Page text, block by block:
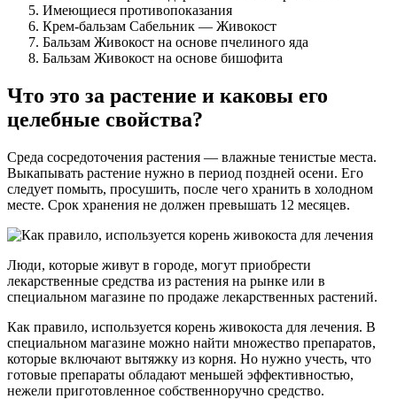
Имеющиеся противопоказания
Крем-бальзам Сабельник — Живокост
Бальзам Живокост на основе пчелиного яда
Бальзам Живокост на основе бишофита
Что это за растение и каковы его
целебные свойства?
Среда сосредоточения растения — влажные тенистые места.
Выкапывать растение нужно в период поздней осени. Его
следует помыть, просушить, после чего хранить в холодном
месте. Срок хранения не должен превышать 12 месяцев.
Люди, которые живут в городе, могут приобрести
лекарственные средства из растения на рынке или в
специальном магазине по продаже лекарственных растений.
Как правило, используется корень живокоста для лечения. В
специальном магазине можно найти множество препаратов,
которые включают вытяжку из корня. Но нужно учесть, что
готовые препараты обладают меньшей эффективностью,
нежели приготовленное собственноручно средство.